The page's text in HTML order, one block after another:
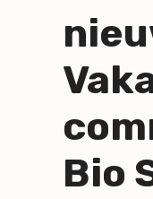
inhoud
Bio